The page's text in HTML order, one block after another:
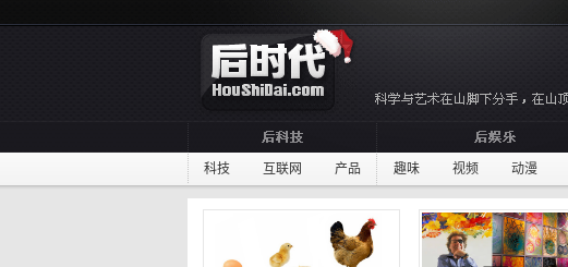
科技 互联网 产品 趣味 视频 动漫